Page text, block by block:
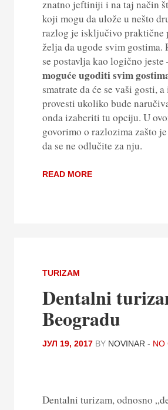
znatno jeftiniji i na taj način
koji mogu da ulože u nešto
razlog je isključivo praktične
želja da ugode svim gostima.
se postavlja kao logično jeste
moguće ugoditi svim
smatrate da će se vaši gosti,
provesti ukoliko bude
onda izaberiti tu opciju. U
govorimo o razlozima zašto
da se ne odlučite za nju.
READ MORE
TURIZAM
Dentalni
Beogradu
ЈУЛ 19, 2017 BY NOVINAR - NO
Dentalni turizam, odnosno